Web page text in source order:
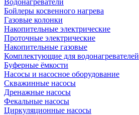
Водонагреватели
Бойлеры косвенного нагрева
Газовые колонки
Накопительные электрические
Проточные электрические
Накопительные газовые
Комплектующие для водонагревателей
Буферные ёмкости
Насосы и насосное оборудование
Скважинные насосы
Дренажные насосы
Фекальные насосы
Циркуляционные насосы